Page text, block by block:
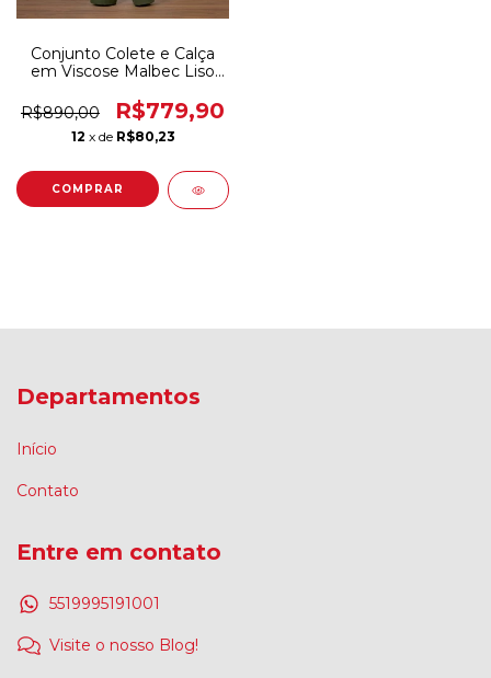
Conjunto Colete e Calça
em Viscose Malbec Liso
R$890,00
R$779,90
12 x de R$80,23
COMPRAR
Departamentos
Início
Contato
Entre em contato
5519995191001
Visite o nosso Blog!